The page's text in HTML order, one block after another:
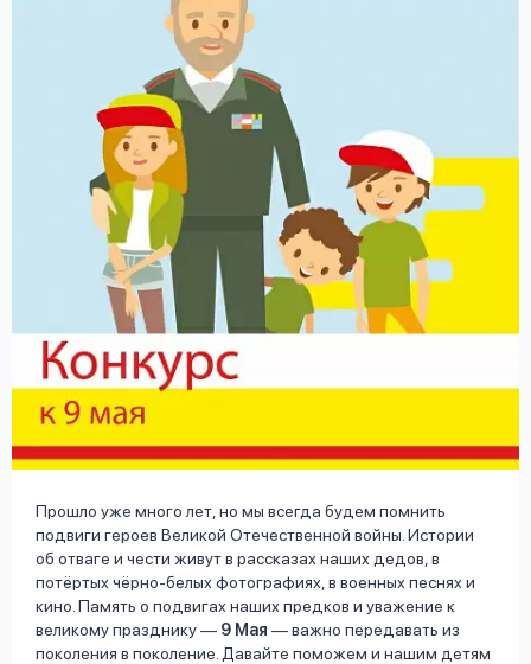
Прошло уже много лет, но мы всегда будем помнить
подвиги героев Великой Отечественной войны. Истории
об отваге и чести живут в рассказах наших дедов, в
потёртых чёрно-белых фотографиях, в военных песнях и
кино. Память о подвигах наших предков и уважение к
великому празднику — 9 Мая — важно передавать из
поколения в поколение. Давайте поможем и нашим детям
Оформить заявку
Войти под другим номером